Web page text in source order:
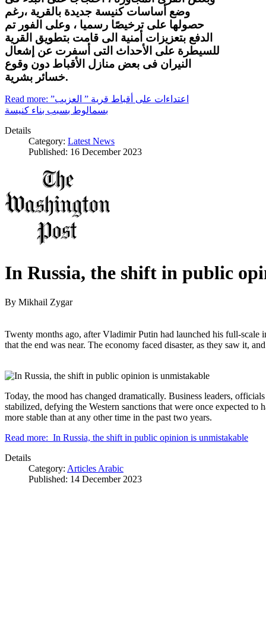
وضع أساسات كنيسة جديدة بالقرية ،رغم
حصولها على ترخيصًا رسميا ، وعلى الفور تم
الدفع بتعزيزات أمنية الى قامت بتطويق القرية
للسيطرة على الأحداث التى أسفرت عن إشعال
النيران فى بعض منازل الأقباط دون وقوع
خسائر بشرية.
Read more: اعتداءات على أقباط قرية ” العزيب”
بسمالوط بسبب بناء كنيسة
Details
Category: Latest News
Published: 16 December 2023
In Russia, the shift in public
By Mikhail Zygar
Twenty months ago, after Vladimir Putin had launched his full-
that the end was near. The economy faced disaster, as they saw it,
Today, the mood has changed dramatically. Business leaders,
stabilized, defying the Western sanctions that were once expected to
more stable than at any other time in the past two years.
Read more: In Russia, the shift in public opinion is unmistakable
Details
Category: Articles Arabic
Published: 14 December 2023